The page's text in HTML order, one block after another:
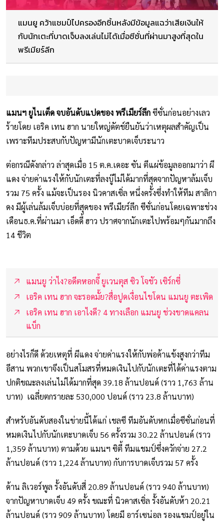
แมนยู คว้าแชมป์ไปครองอีกชิ้นหลังมีข้อมูลแฉว่าเสียเงินให้
กับนักเตะที่บาดเจ็บลงเล่นไม่ได้เมื่อซีซั่นที่ผ่านมาสูงที่สุดใน
พรีเมียร์ลีก
แมนฯ ยูไนเต็ด จบอันดับแปดของ พรีเมียร์ลีกซีซั่นก่อนอย่างเลว
ร้ายโดย เอริค เทน ฮาก นายใหญ่ดัตช์ยืนยันว่าเหตุผลสำคัญเป็น
เพราะทีมประสบกับปัญหามีนักเตะบาดเจ็บระนาว
ต่อกรณีดังกล่าว ล่าสุดเมื่อ 15 ต.ค.เดอะ ซัน ตีแผ่ข้อมูลออกมาว่า ผี
แดง จ่ายค่าแรงให้กับนักเตะที่ลงบู๊ไม่ได้มากที่สุดจากปัญหาล้มเจ็บ
รวม 75 ครั้ง แม้จะเป็นรอง นิวคาสเซิ่ล หนึ่งครั้งซึ่งทำให้ทีม สาลิกา
ดง มีผู้เล่นล้มเจ็บบ่อยที่สุดของ พรีเมียร์ลีก ซีซั่นก่อนโดยเฉพาะช่วง
เดือนธ.ค.ที่ผ่านมา เอ็ดดี้ ฮาว ปราศจากนักเตะไปพร้อมๆกันมากถึง
14 ชีวิต
แมนยู ว่าไง?อดีตหอกจี้ ยูเวนตุส ซิว โจชัว เซิร์กซี่
เอริค เทน ฮาก จะรอดมั้ย?สื่อปูดเงื่อนไขโดน แมนยู ตะเพิด
เอริค เทน ฮาก เอาไงดี? 4 ทางเลือก แมนยู ช่วงขาดแคลน
แบ็ก
อย่างไรก็ดี ด้วยเหตุที่ ผีแดง จ่ายค่าแรงให้กับพ่อค้าแข้งสูงกว่าทีม
อีสาน พวกเขาจึงเป็นสโมสรที่หมดเงินไปกับนักเตะที่ได้ค่าแรงตาม
ปกติขณะลงเล่นไม่ได้มากที่สุด 39.18 ล้านปอนด์ (ราว 1,763 ล้าน
บาท) เฉลี่ยตกรายละ 530,000 ปอนด์ (ราว 23.8 ล้านบาท)
สำหรับอันดับสองในข่ายนี้ได้แก่ เชลซี ทีมอันดับหกเมื่อซีซั่นก่อนที่
หมดเงินไปกับนักเตะบาดเจ็บ 56 ครั้งรวม 30.22 ล้านปอนด์ (ราว
1,359 ล้านบาท) ตามด้วย แมนฯ ซิตี้ ทีมแชมป์ซึ่งควักจ่าย 27.2
ล้านปอนด์ (ราว 1,224 ล้านบาท) กับการบาดเจ็บรวม 57 ครั้ง
ด้าน ลิเวอร์พูล รั้งอันดับสี่ 20.89 ล้านปอนด์ (ราว 940 ล้านบาท)
จากปัญหาบาดเจ็บ 49 ครั้ง ขณะที่ นิวคาสเซิ่ล รั้งอันดับห้า 20.21
ล้านปอนด์ (ราว 909 ล้านบาท) โดยมี อาร์เซน่อล รองแชมป์อยู่ใน